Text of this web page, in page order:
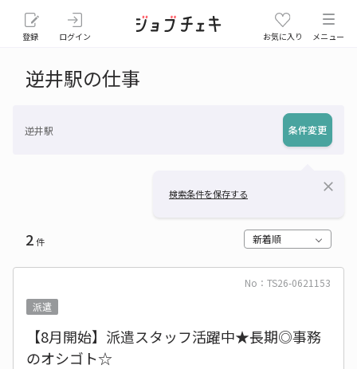
登録 ログイン お気に入り メニュー
逆井駅の仕事
逆井駅 条件変更
検索条件を保存する close
2件 新着順
No：TS26-0621153
派遣
【8月開始】派遣スタッフ活躍中★長期◎事務
のオシゴト☆